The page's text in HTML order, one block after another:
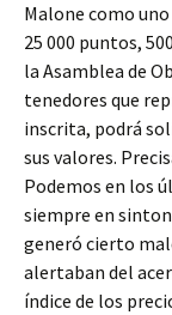
Malone como
25 000 puntos,
la Asamblea de
tenedores que
inscrita, podrá
sus valores.
Podemos en los
siempre en
generó cierto
alertaban del
índice de los